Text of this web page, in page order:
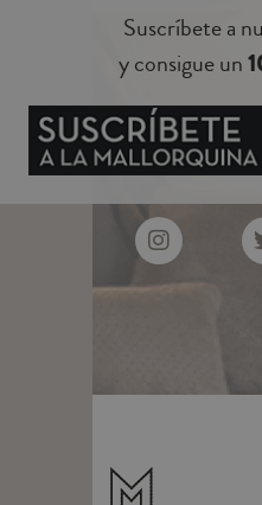
Suscríbete a
y consigue un